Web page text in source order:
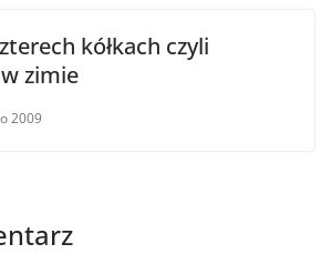
kółkach czyli
zimie
2009